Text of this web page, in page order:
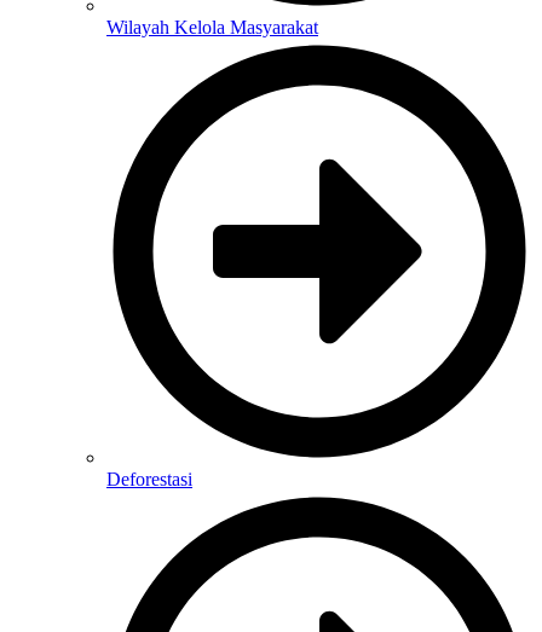
Wilayah Kelola Masyarakat
Deforestasi